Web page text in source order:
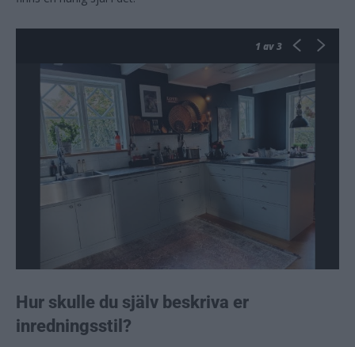
1 av 3
Hur skulle du själv beskriva er
inredningsstil?